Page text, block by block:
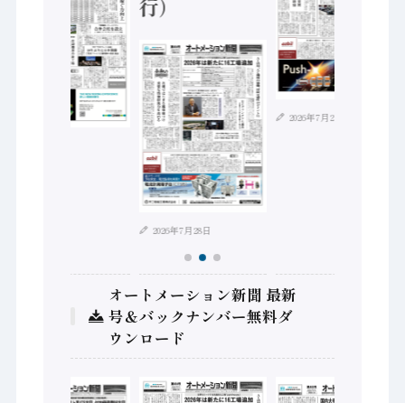
行）
2026年7月28日
2026年7月21日
オートメーション新聞 最新
号＆バックナンバー無料ダ
ウンロード